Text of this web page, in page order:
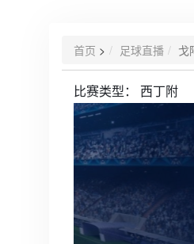
首页 > 足球直播 戈
比赛类型： 西丁附